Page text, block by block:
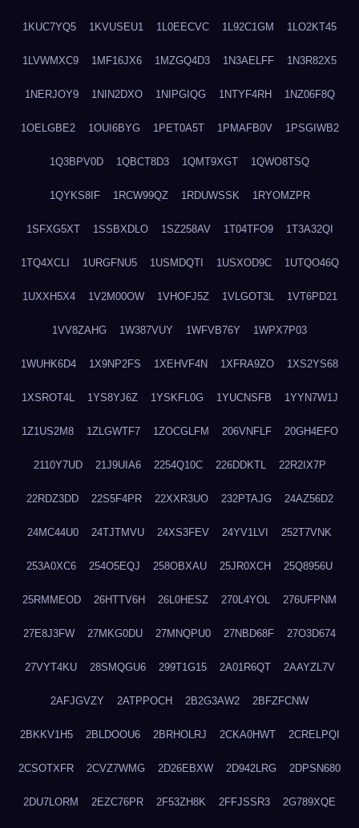
1KUC7YQ5 1KVUSEU1 1L0EECVC 1L92C1GM 1LO2KT45
1LVWMXC9 1MF16JX6 1MZGQ4D3 1N3AELFF 1N3R82X5
1NERJOY9 1NIN2DXO 1NIPGIQG 1NTYF4RH 1NZ06F8Q
1OELGBE2 1OUI6BYG 1PET0A5T 1PMAFB0V 1PSGIWB2
1Q3BPV0D 1QBCT8D3 1QMT9XGT 1QWO8TSQ
1QYKS8IF 1RCW99QZ 1RDUWSSK 1RYOMZPR
1SFXG5XT 1SSBXDLO 1SZ258AV 1T04TFO9 1T3A32QI
1TQ4XCLI 1URGFNU5 1USMDQTI 1USXOD9C 1UTQO46Q
1UXXH5X4 1V2M00OW 1VHOFJ5Z 1VLGOT3L 1VT6PD21
1VV8ZAHG 1W387VUY 1WFVB76Y 1WPX7P03
1WUHK6D4 1X9NP2FS 1XEHVF4N 1XFRA9ZO 1XS2YS68
1XSROT4L 1YS8YJ6Z 1YSKFL0G 1YUCNSFB 1YYN7W1J
1Z1US2M8 1ZLGWTF7 1ZOCGLFM 206VNFLF 20GH4EFO
2110Y7UD 21J9UIA6 2254Q10C 226DDKTL 22R2IX7P
22RDZ3DD 22S5F4PR 22XXR3UO 232PTAJG 24AZ56D2
24MC44U0 24TJTMVU 24XS3FEV 24YV1LVI 252T7VNK
253A0XC6 254O5EQJ 258OBXAU 25JR0XCH 25Q8956U
25RMMEOD 26HTTV6H 26L0HESZ 270L4YOL 276UFPNM
27E8J3FW 27MKG0DU 27MNQPU0 27NBD68F 27O3D674
27VYT4KU 28SMQGU6 299T1G15 2A01R6QT 2AAYZL7V
2AFJGVZY 2ATPPOCH 2B2G3AW2 2BFZFCNW
2BKKV1H5 2BLDOOU6 2BRHOLRJ 2CKA0HWT 2CRELPQI
2CSOTXFR 2CVZ7WMG 2D26EBXW 2D942LRG 2DPSN680
2DU7LORM 2EZC76PR 2F53ZH8K 2FFJSSR3 2G789XQE